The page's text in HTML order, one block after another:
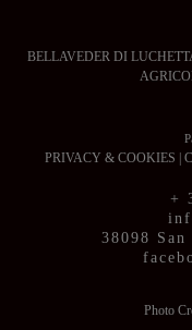
BELLAVEDER DI
PRIVACY & COOKIES
+
38098
Photo